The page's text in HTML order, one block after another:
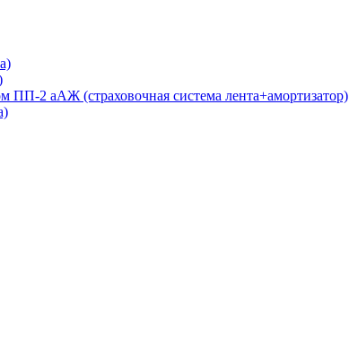
ПП-2 аАЖ (страховочная система лента+амортизатор)